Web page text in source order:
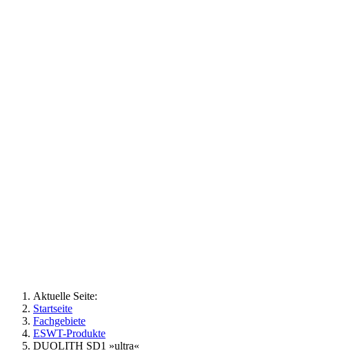
Aktuelle Seite:
Startseite
Fachgebiete
ESWT-Produkte
DUOLITH SD1 »ultra«